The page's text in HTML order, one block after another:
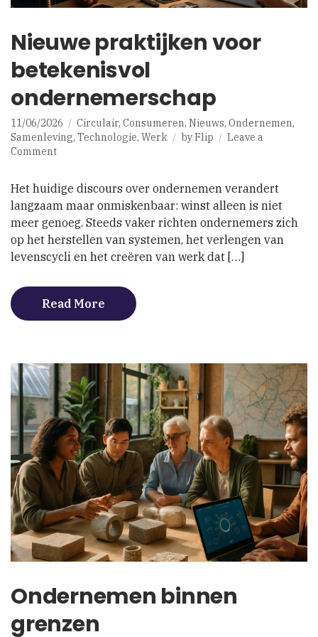
Nieuwe praktijken voor
betekenisvol
ondernemerschap
11/06/2026 Circulair, Consumeren, Nieuws, Ondernemen,
Samenleving, Technologie, Werk byFlip
Leave a
Commenton
voor
betekenisvol
ondernemerschap
Het huidige discours over ondernemen verandert
langzaam maar onmiskenbaar: winst alleen is niet
meer genoeg. Steeds vaker richten ondernemers zich
op het herstellen van systemen, het verlengen van
levenscycli en het creëren van werk dat […]
Read More
Ondernemen binnen
grenzen